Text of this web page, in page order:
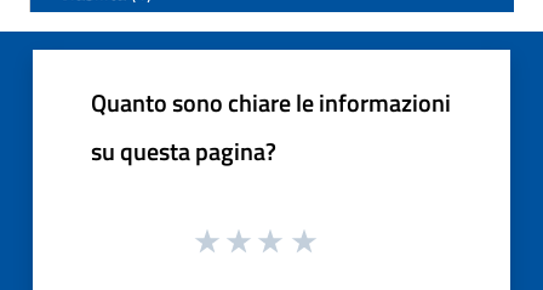
Quanto sono chiare le informazioni
su questa pagina?